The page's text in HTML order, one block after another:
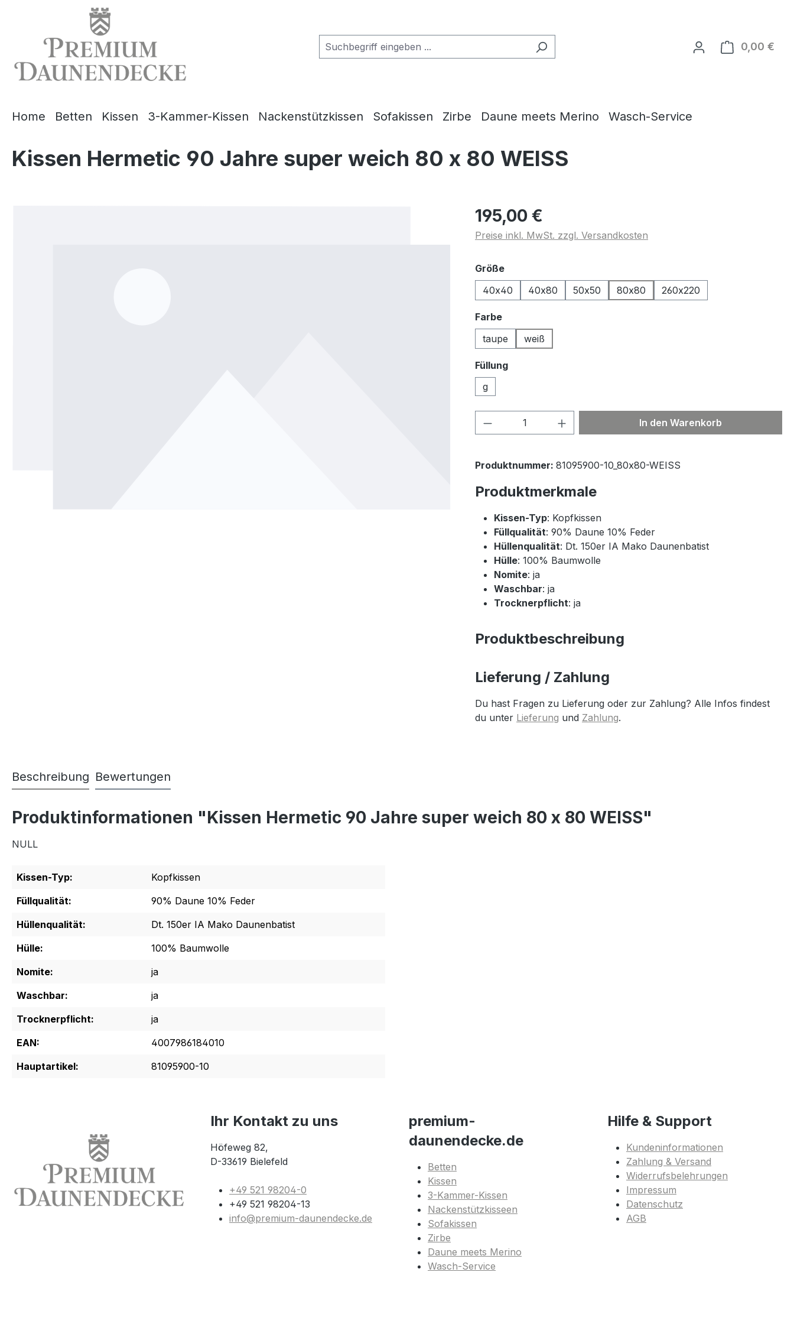
Zur Hauptnavigation springen
0,00 €
Home Betten Kissen 3-Kammer-Kissen Nackenstützkissen Sofakissen Zirbe Daune meets Merino Wasch-Service
Kissen Hermetic 90 Jahre super weich 80 x 80 WEISS
195,00 €
Preise inkl. MwSt. zzgl. Versandkosten
Größeauswählen
40x40
40x80 50x50 80x80 260x220
Farbeauswählen
taupe
weiß
Füllung
g
Produkt Anzahl: Gib den gewünschten Wert
In den Warenkorb
Produktnummer: 81095900-10_80x80-WEISS
Produktmerkmale
Kissen-Typ: Kopfkissen
Füllqualität: 90% Daune 10% Feder
Hüllenqualität: Dt. 150er IA Mako Daunenbatist
Hülle: 100% Baumwolle
Nomite: ja
Waschbar: ja
Trocknerpflicht: ja
Produktbeschreibung
Lieferung / Zahlung
Du hast Fragen zu Lieferung oder zur Zahlung? Alle Infos findest
du unter Lieferung und Zahlung.
Beschreibung Bewertungen
Produktinformationen "Kissen Hermetic 90 Jahre super weich 80 x 80 WEISS"
NULL
Kissen-Typ:
Kopfkissen
Füllqualität:
90% Daune 10% Feder
Hüllenqualität:
Dt. 150er IA Mako Daunenbatist
Hülle:
100% Baumwolle
Nomite:
ja
Waschbar:
ja
Trocknerpflicht:
ja
EAN:
4007986184010
Hauptartikel:
81095900-10
Ihr Kontakt zu uns
Höfeweg 82,
D-33619 Bielefeld
+49 521 98204-0
+49 521 98204-13
info@premium-daunendecke.de
premium-
daunendecke.de
Betten
Kissen
3-Kammer-Kissen
Nackenstützkisseen
Sofakissen
Zirbe
Daune meets Merino
Wasch-Service
Hilfe & Support
Kundeninformationen
Zahlung & Versand
Widerrufsbelehrungen
Impressum
Datenschutz
AGB